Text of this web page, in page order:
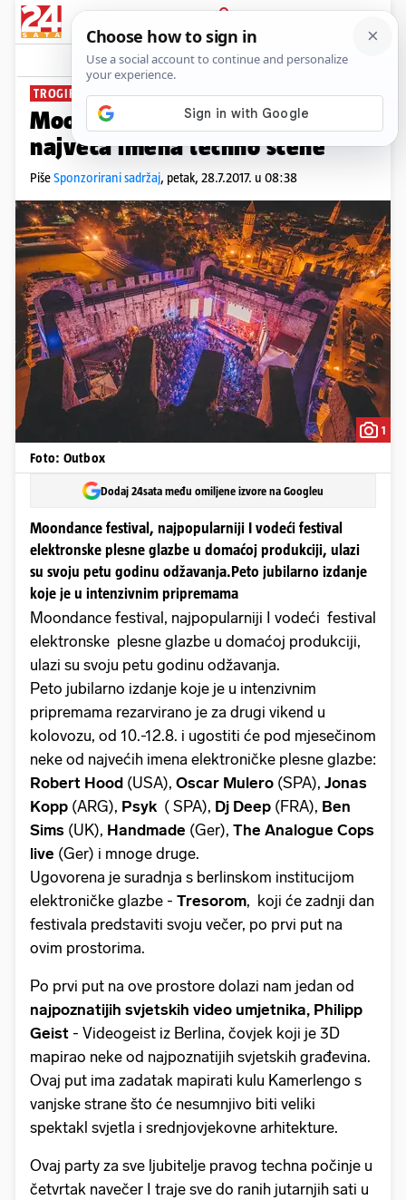
PRIJAVA
News Komentari
TROGIR
Moondance festival okuplja
najveća imena techno scene
PišeSponzorirani sadržaj, petak, 28.7.2017. u 08:38
1
Foto: Outbox
Dodaj 24sata među omiljene izvore na Googleu
Moondance festival, najpopularniji I vodeći festival
elektronske plesne glazbe u domaćoj produkciji, ulazi
su svoju petu godinu odžavanja.Peto jubilarno izdanje
koje je u intenzivnim pripremama
Moondance festival, najpopularniji I vodeći festival
elektronske plesne glazbe u domaćoj produkciji,
ulazi su svoju petu godinu odžavanja.
Peto jubilarno izdanje koje je u intenzivnim
pripremama rezarvirano je za drugi vikend u
kolovozu, od 10.-12.8. i ugostiti će pod mjesečinom
neke od najvećih imena elektroničke plesne glazbe:
Robert Hood (USA), Oscar Mulero (SPA), Jonas
Kopp (ARG), Psyk ( SPA), Dj Deep (FRA), Ben
Sims (UK), Handmade (Ger), The Analogue Cops
live (Ger) i mnoge druge.
Ugovorena je suradnja s berlinskom institucijom
elektroničke glazbe - Tresorom, koji će zadnji dan
festivala predstaviti svoju večer, po prvi put na
ovim prostorima.
Po prvi put na ove prostore dolazi nam jedan od
najpoznatijih svjetskih video umjetnika, Philipp
Geist - Videogeist iz Berlina, čovjek koji je 3D
mapirao neke od najpoznatijih svjetskih građevina.
Ovaj put ima zadatak mapirati kulu Kamerlengo s
vanjske strane što će nesumnjivo biti veliki
spektakl svjetla i srednjovjekovne arhitekture.
Ovaj party za sve ljubitelje pravog techna počinje u
četvrtak navečer I traje sve do ranih jutarnjih sati u